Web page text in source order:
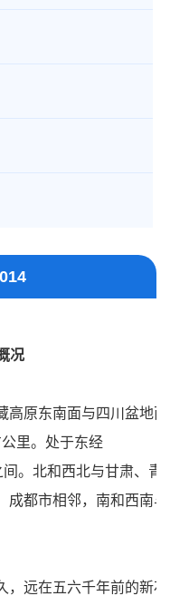
况
高原东南面与四川盆地西
里。处于东经
间。北和西北与甘肃、青
都市相邻，南和西南与
，远在五六千年前的新石